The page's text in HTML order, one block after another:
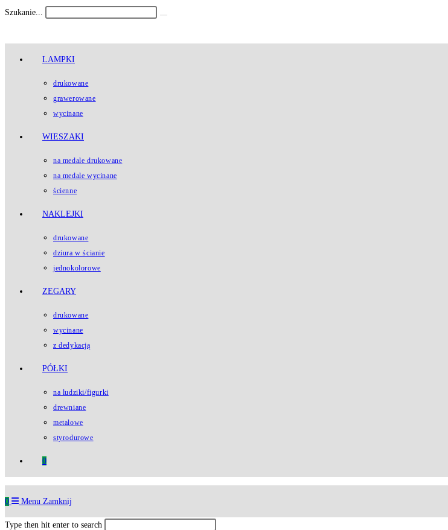
Koniec
Szukanie...
LAMPKI
drukowane
grawerowane
wycinane
WIESZAKI
na medale drukowane
na medale wycinane
ścienne
NAKLEJKI
drukowane
dziura w ścianie
jednokolorowe
ZEGARY
drukowane
wycinane
z dedykacją
PÓŁKI
na ludziki/figurki
drewniane
metalowe
styrodurowe
0
0 Menu Zamknij
Type then hit enter to search